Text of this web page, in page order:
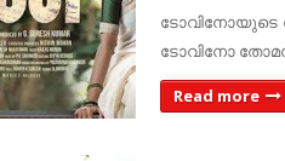
ടോവിനോയുടെ
ടോവിനോ
Read more